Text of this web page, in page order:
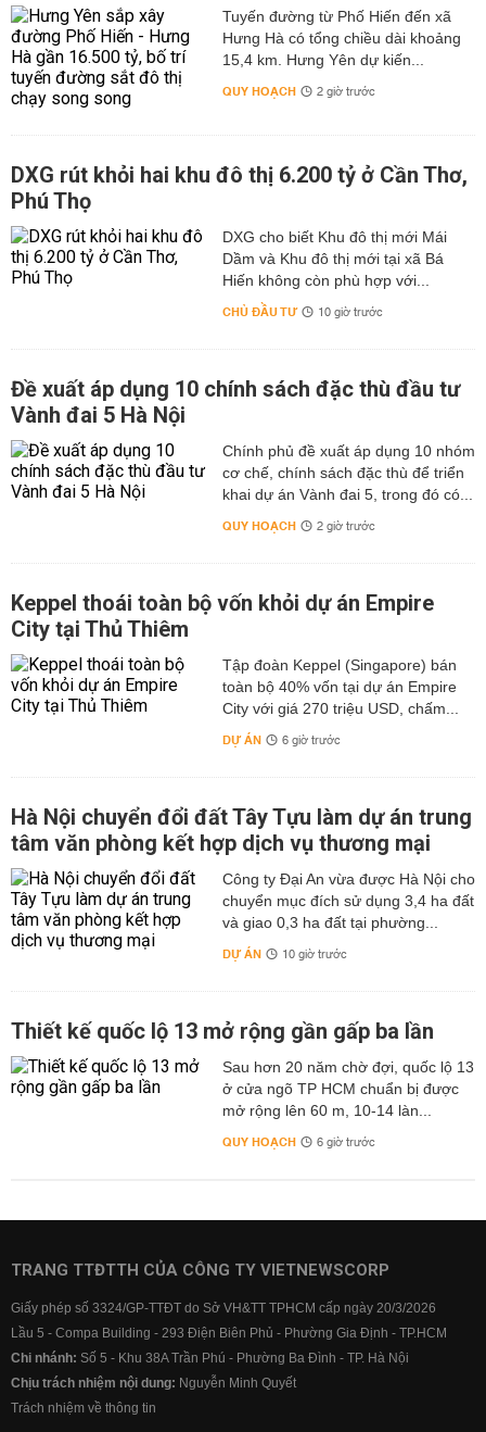
Tuyến đường từ Phố Hiến đến xã
Hưng Hà có tổng chiều dài khoảng
15,4 km. Hưng Yên dự kiến...
QUY HOẠCH 2 giờ trước
DXG rút khỏi hai khu đô thị 6.200 tỷ ở Cần Thơ,
Phú Thọ
DXG cho biết Khu đô thị mới Mái
Dầm và Khu đô thị mới tại xã Bá
Hiến không còn phù hợp với...
CHỦ ĐẦU TƯ 10 giờ trước
Đề xuất áp dụng 10 chính sách đặc thù đầu tư
Vành đai 5 Hà Nội
Chính phủ đề xuất áp dụng 10 nhóm
cơ chế, chính sách đặc thù để triển
khai dự án Vành đai 5, trong đó có...
QUY HOẠCH 2 giờ trước
Keppel thoái toàn bộ vốn khỏi dự án Empire
City tại Thủ Thiêm
Tập đoàn Keppel (Singapore) bán
toàn bộ 40% vốn tại dự án Empire
City với giá 270 triệu USD, chấm...
DỰ ÁN 6 giờ trước
Hà Nội chuyển đổi đất Tây Tựu làm dự án trung
tâm văn phòng kết hợp dịch vụ thương mại
Công ty Đại An vừa được Hà Nội cho
chuyển mục đích sử dụng 3,4 ha đất
và giao 0,3 ha đất tại phường...
DỰ ÁN 10 giờ trước
Thiết kế quốc lộ 13 mở rộng gần gấp ba lần
Sau hơn 20 năm chờ đợi, quốc lộ 13
ở cửa ngõ TP HCM chuẩn bị được
mở rộng lên 60 m, 10-14 làn...
QUY HOẠCH 6 giờ trước
TRANG TTĐTTH CỦA CÔNG TY VIETNEWSCORP
Giấy phép số 3324/GP-TTĐT do Sở VH&TT TPHCM cấp ngày 20/3/2026
Lầu 5 - Compa Building - 293 Điện Biên Phủ - Phường Gia Định - TP.HCM
Chi nhánh: Số 5 - Khu 38A Trần Phú - Phường Ba Đình - TP. Hà Nội
Chịu trách nhiệm nội dung: Nguyễn Minh Quyết
Trách nhiệm về thông tin